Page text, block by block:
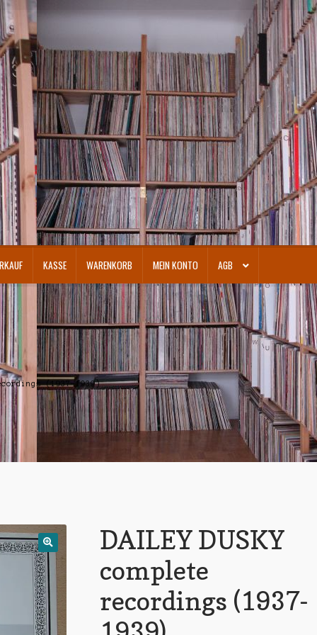
KASSE WARENKORB MEIN KONTO AGB
(1937-1939)
DAILEY DUSKY
complete
recordings (1937-